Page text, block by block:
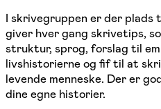
I skrivegruppen er der plads
giver hver gang skrivetips,
struktur, sprog, forslag til
livshistorierne og fif til at
levende menneske. Der er
dine egne historier.